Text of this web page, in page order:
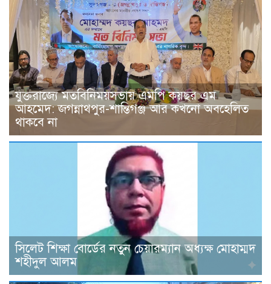
যুক্তরাজ্যে মতবিনিময়সভায় এমপি কয়ছর এম
আহমেদ: জগন্নাথপুর-শান্তিগঞ্জ আর কখনো অবহেলিত
থাকবে না
সিলেট শিক্ষা বোর্ডের নতুন চেয়ারম্যান অধ্যক্ষ মোহাম্মদ
শহীদুল আলম